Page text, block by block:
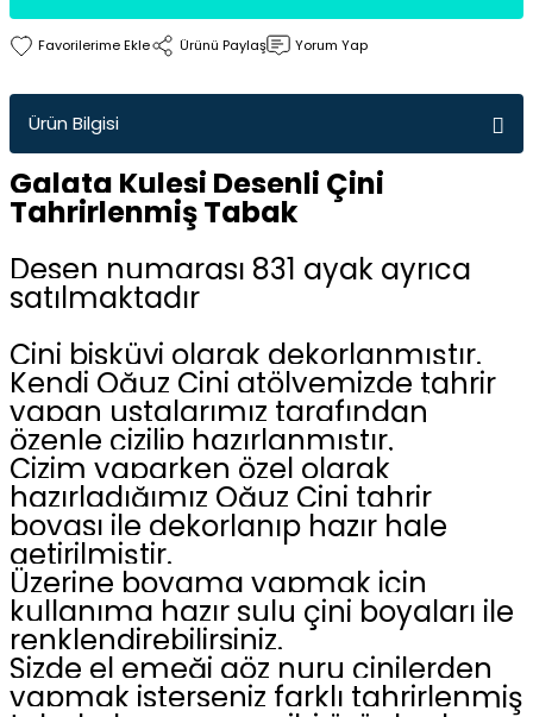
Ürünü Paylaş Yorum Yap
Ürün Bilgisi
Galata Kulesi Desenli Çini
Tahrirlenmiş Tabak
Desen numarası 831 ayak ayrıca
satılmaktadır
Çini bisküvi olarak dekorlanmıştır.
Kendi Oğuz Çini atölyemizde tahrir
yapan ustalarımız tarafından
özenle çizilip hazırlanmıştır.
Çizim yaparken özel olarak
hazırladığımız Oğuz Çini tahrir
boyası ile dekorlanıp hazır hale
getirilmiştir.
Üzerine boyama yapmak için
kullanıma hazır sulu çini boyaları ile
renklendirebilirsiniz.
Sizde el emeği göz nuru çinilerden
yapmak isterseniz farklı tahrirlenmiş